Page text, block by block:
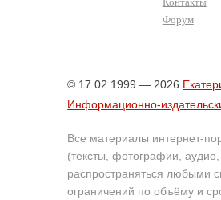
Форум
© 17.02.1999 — 2026
Информационно-
Все материалы интернет-
(тексты, фотографии,
распространяться любыми
ограничений по объёму и